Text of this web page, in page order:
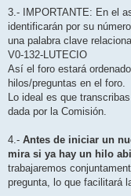
3.- IMPORTANTE: En el
identificarán por su
una palabra clave
V0-132-LUTECIO
Así el foro estará
hilos/preguntas en el foro.
Lo ideal es que
dada por la Comisión.
4.- Antes de iniciar un
mira si ya hay un hilo
trabajaremos
pregunta, lo que facilitará